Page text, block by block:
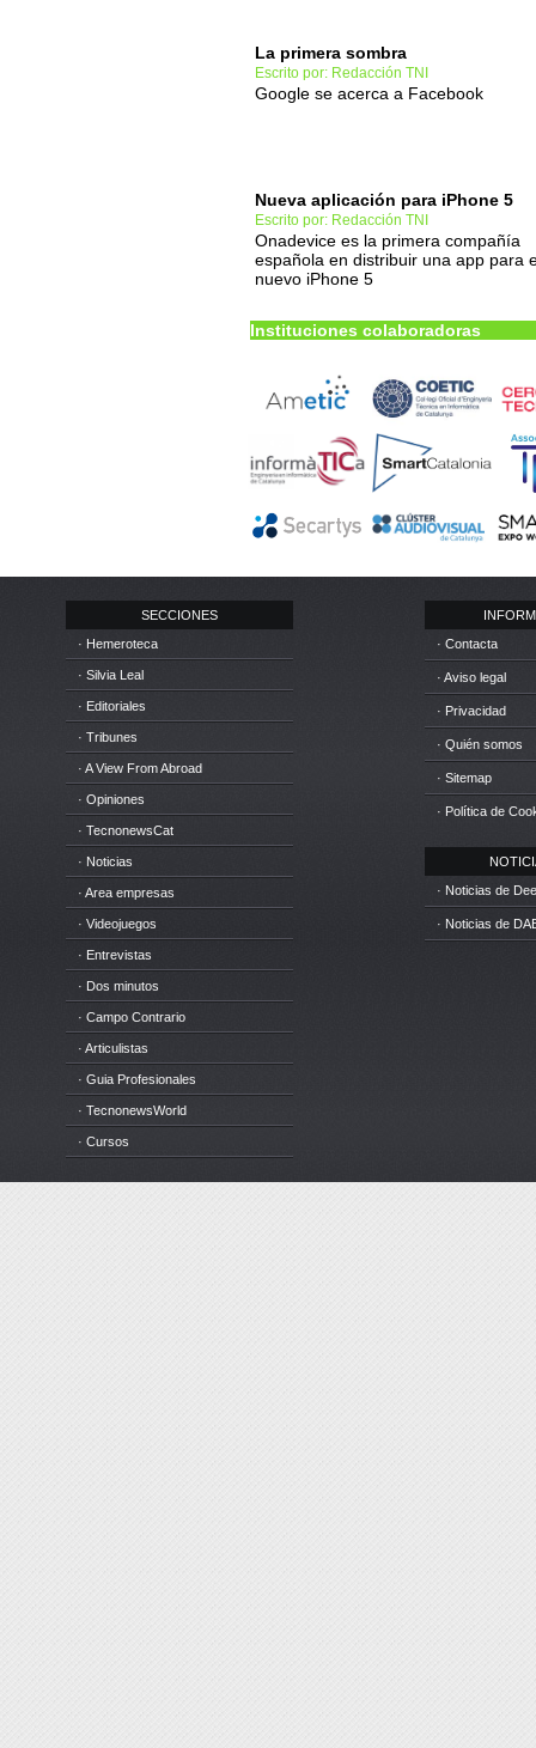
La primera sombra
Escrito por: Redacción TNI
Google se acerca a Facebook
Nueva aplicación para iPhone 5
Escrito por: Redacción TNI
Onadevice es la primera compañía
española en distribuir una app para
nuevo iPhone 5
Instituciones colaboradoras
SECCIONES
· Hemeroteca
· Silvia Leal
· Editoriales
· Tribunes
· A View From Abroad
· Opiniones
· TecnonewsCat
· Noticias
· Area empresas
· Videojuegos
· Entrevistas
· Dos minutos
· Campo Contrario
· Articulistas
· Guia Profesionales
· TecnonewsWorld
· Cursos
· Contacta
· Aviso legal
· Privacidad
· Quién somos
· Sitemap
· Política de
· Noticias de
· Noticias de